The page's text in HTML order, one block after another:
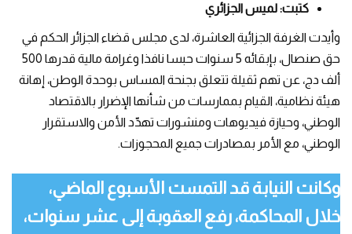
كتبت: لميس الجزائري
وأيدت الغرفة الجزائية العاشرة، لدى مجلس قضاء الجزائر الحكم في
حق صنصال، بإبقائه 5 سنوات حبسا نافذا وغرامة مالية قدرها 500
ألف دج، عن تهم ثقيلة تتعلق بجنحة المساس بوحدة الوطن، إهانة
هيئة نظامية، القيام بممارسات من شأنها الإضرار بالاقتصاد
الوطني، وحيازة فيديوهات ومنشورات تهدّد الأمن والاستقرار
الوطني، مع الأمر بمصادرات جميع المحجوزات.
وكانت النيابة قد التمست الأسبوع الماضي،
خلال المحاكمة، رفع العقوبة إلى عشر سنوات،